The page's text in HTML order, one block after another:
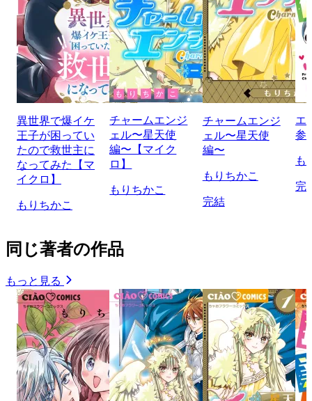
異世界で爆イケ
王子が困ってい
たので救世主に
なってみた【マ
イクロ】
もりちかこ
チャームエンジ
ェル〜星天使
編〜【マイク
ロ】
もりちかこ
チャームエンジ
ェル〜星天使
編〜
もりちかこ
完結
エ
参
も
完
同じ著者の作品
もっと見る